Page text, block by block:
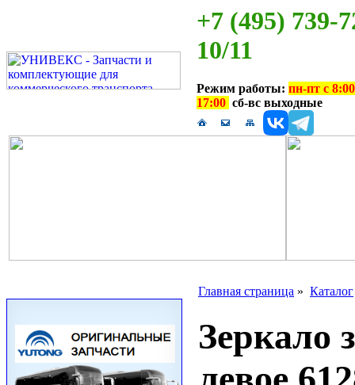
+7 (495) 739-
10/11
Режим работы: пн-пт с
17:00 сб-вс выходные
Главная страница » Каталог
Зеркало